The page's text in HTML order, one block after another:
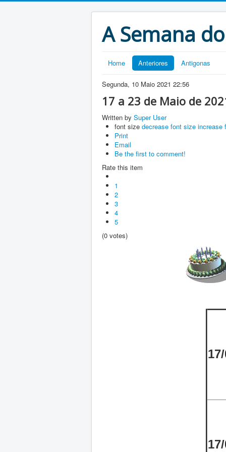
A Semana
Home Anteriores Antigonas
Segunda, 10 Maio 2021 22:56
17 a 23 de Maio de
Written by Super User
font size decrease font size increase
Print
Email
Be the first to comment!
Rate this item
1
2
3
4
5
(0 votes)